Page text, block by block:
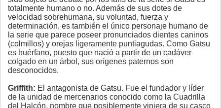
totalmente humano o no. Además de sus dotes de
velocidad sobrehumana, su voluntad, fuerza y ​​
determinación, es también el único personaje humano de
la serie que parece poseer pronunciados dientes caninos
(colmillos) y orejas ligeramente puntiagudas. Como Gatsu
es huérfano, puesto que nació a partir de un cadáver
colgado en un árbol, sus orígenes paternos son
desconocidos.
Griffith: El antagonista de Gatsu. Fue el fundador y líder
de la unidad de mercenarios conocido como la Cuadrilla
del Halcón, nombre que posiblemente viniera de su casco